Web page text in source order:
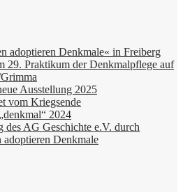
adoptieren Denkmale« in Freiberg
29. Praktikum der Denkmalpflege auf
Ausstellung 2025
vom Kriegsende
2024
des AG Geschichte e.V. durch
Denkmale